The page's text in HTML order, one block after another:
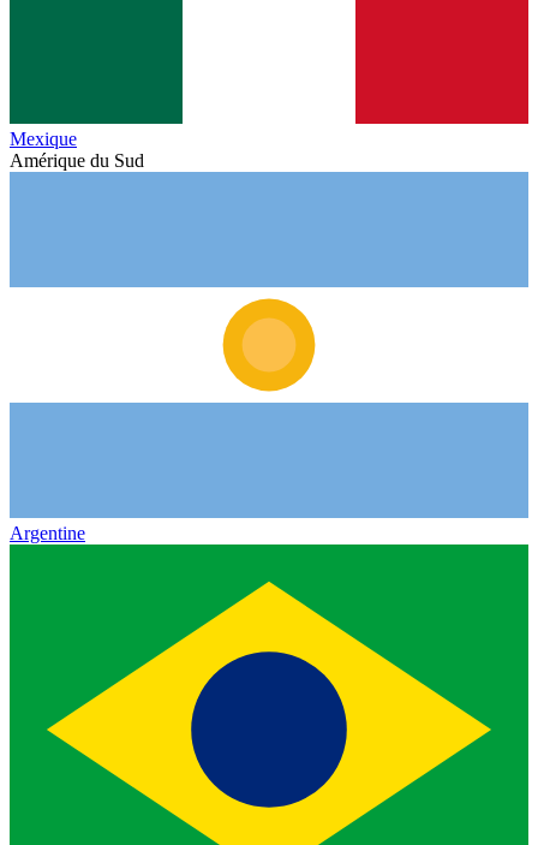
Mexique
Amérique du Sud
Argentine